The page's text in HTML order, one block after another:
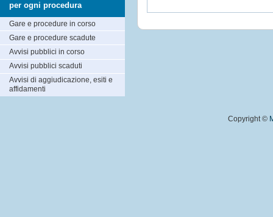
per ogni procedura
Gare e procedure in corso
Gare e procedure scadute
Avvisi pubblici in corso
Avvisi pubblici scaduti
Avvisi di aggiudicazione, esiti e
affidamenti
Copyright ©